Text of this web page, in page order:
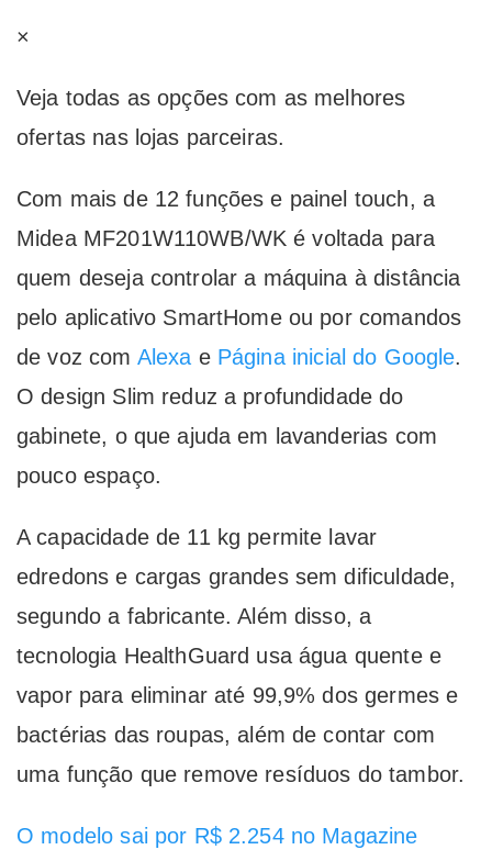
×
Veja todas as opções com as melhores
ofertas nas lojas parceiras.
Com mais de 12 funções e painel touch, a
Midea MF201W110WB/WK é voltada para
quem deseja controlar a máquina à distância
pelo aplicativo SmartHome ou por comandos
de voz com Alexa e Página inicial do Google.
O design Slim reduz a profundidade do
gabinete, o que ajuda em lavanderias com
pouco espaço.
A capacidade de 11 kg permite lavar
edredons e cargas grandes sem dificuldade,
segundo a fabricante. Além disso, a
tecnologia HealthGuard usa água quente e
vapor para eliminar até 99,9% dos germes e
bactérias das roupas, além de contar com
uma função que remove resíduos do tambor.
O modelo sai por R$ 2.254 no Magazine